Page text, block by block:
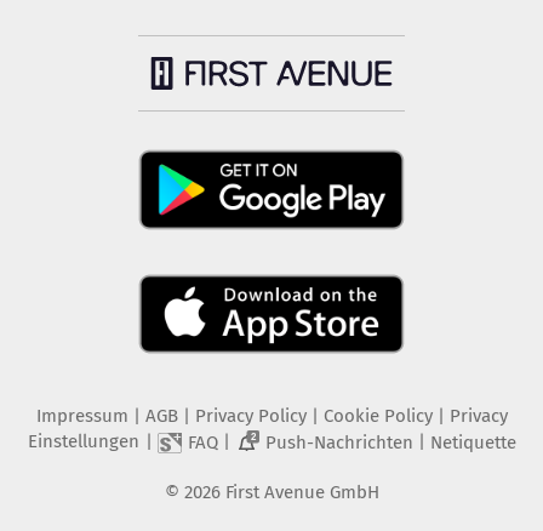
Impressum AGB Privacy Policy| Cookie Policy| Privacy
Einstellungen
FAQ| 2 Push-Nachrichten Netiquette
© 2026 First Avenue GmbH